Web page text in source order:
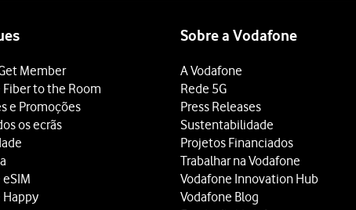
Member
Fiber to the Room
e Promoções
os ecrãs
Happy
Sobre a Vodafone
A Vodafone
Rede 5G
Press Releases
Sustentabilidade
Projetos Financiados
Trabalhar na Vodafone
Vodafone Innovation Hub
Vodafone Blog